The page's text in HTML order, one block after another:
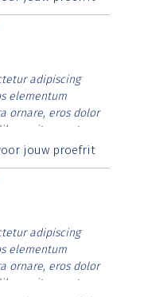
adipiscing
elementum
ornare, eros dolor
vitae erat.
id rutrum lorem
jouw proefrit
adipiscing
elementum
ornare, eros dolor
vitae erat.